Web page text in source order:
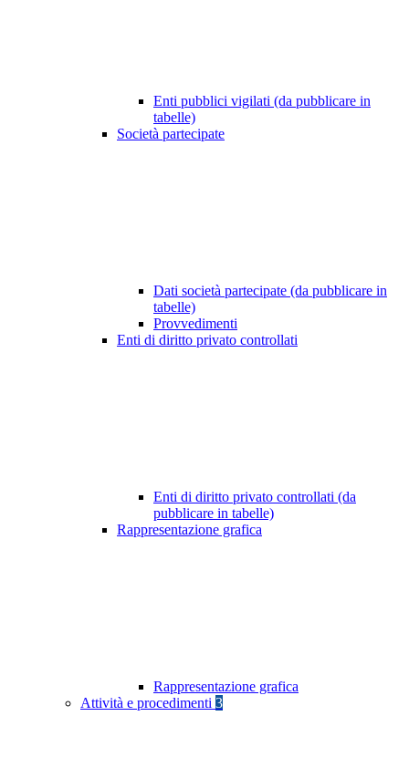
Enti pubblici vigilati (da pubblicare in
tabelle)
Società partecipate
Dati società partecipate (da pubblicare in
tabelle)
Provvedimenti
Enti di diritto privato controllati
Enti di diritto privato controllati (da
pubblicare in tabelle)
Rappresentazione grafica
Rappresentazione grafica
Attività e procedimenti 3